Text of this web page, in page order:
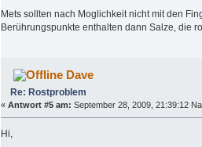
Mets sollten nach Moglichkeit nicht mit den
Berührungspunkte enthalten dann Salze, die
Dave
Re: Rostproblem
« Antwort #5 am: September 28, 2009, 21:39:12
Hi,